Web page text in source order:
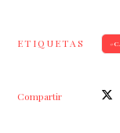
ETIQUETAS
Compartir